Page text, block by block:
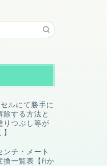
ルにて勝手に
除する方法と
りつぶし等が
ンチ・メート
換一覧表【ftか